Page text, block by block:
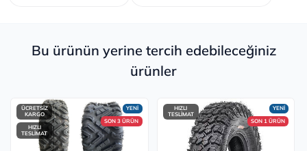
Bu ürünün yerine tercih edebileceğiniz
ürünler
YENİ
SON 3 ÜRÜN
ÜCRETSİZ
KARGO
HIZLI
TESLİMAT
YENİ
SON 1 ÜRÜN
HIZLI
TESLİMAT